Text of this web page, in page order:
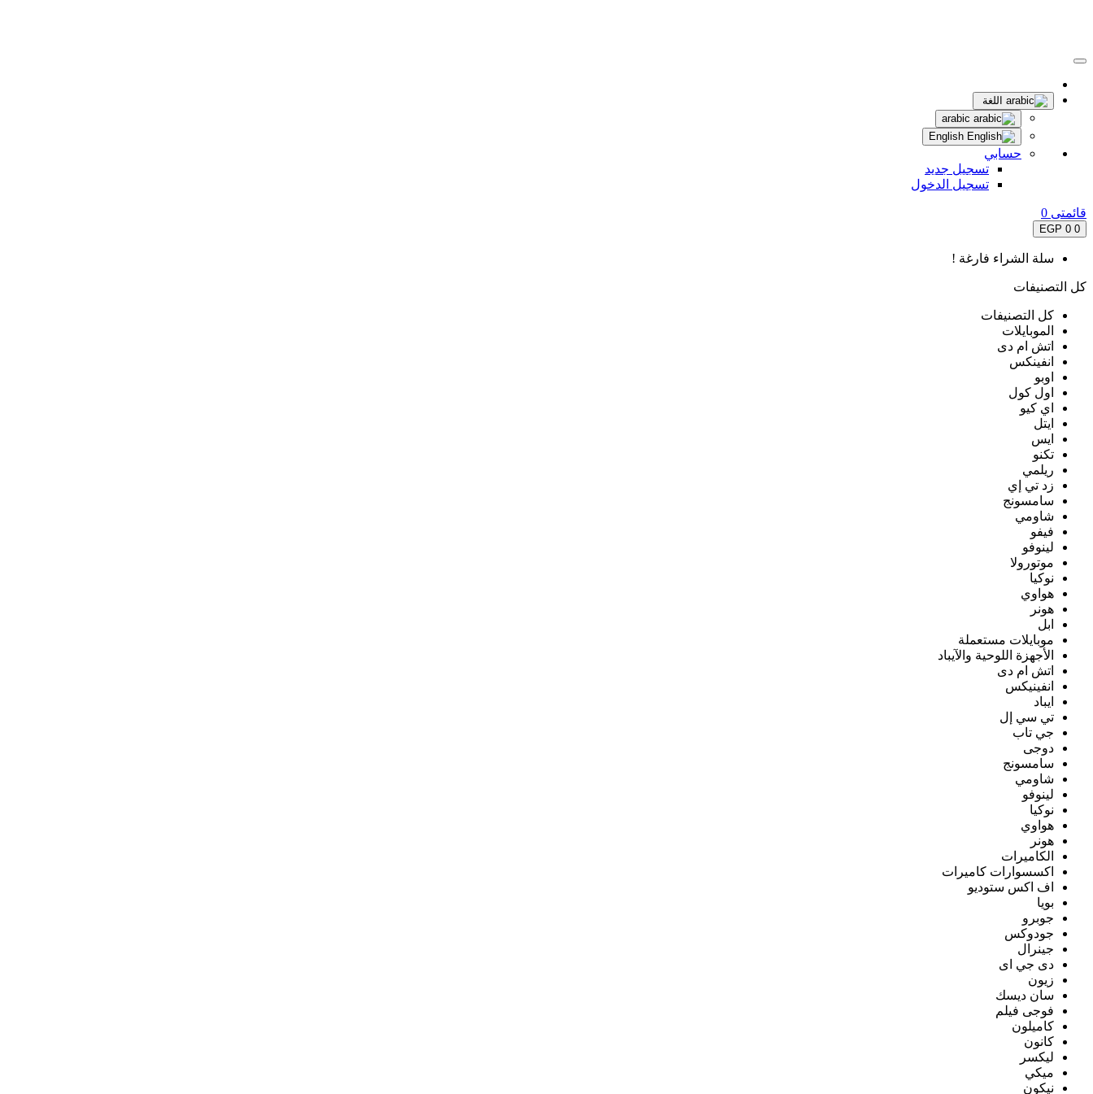
اللغة
حسابي
تسجيل جديد
تسجيل الدخول
قائمتى 0
0
0 EGP
سلة الشراء فارغة !
كل التصنيفات
كل التصنيفات
الموبايلات
اتش ام دى
انفينكس
اوبو
اول كول
اي كيو
ايتل
ايس
تكنو
ريلمي
زد تي إي
سامسونج
شاومي
فيفو
لينوفو
موتورولا
نوكيا
هواوي
هونر
ابل
موبايلات مستعملة
الأجهزة اللوحية والآيباد
اتش ام دى
انفينيكس
ايباد
تي سي إل
جي تاب
دوجى
سامسونج
شاومي
لينوفو
نوكيا
هواوي
هونر
الكاميرات
اكسسوارات كاميرات
اف اكس ستوديو
بويا
جوبرو
جودوكس
جينرال
دى جي اى
زيون
سان ديسك
فوجى فيلم
كاميلون
كانون
ليكسر
ميكي
نيكون